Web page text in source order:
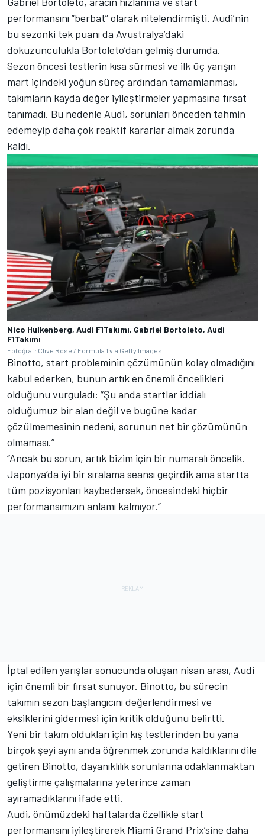
performansını “berbat” olarak nitelendirmişti. Audi’nin
bu sezonki tek puanı da Avustralya’daki
dokuzunculukla Bortoleto’dan gelmiş durumda.
Sezon öncesi testlerin kısa sürmesi ve ilk üç yarışın
mart içindeki yoğun süreç ardından tamamlanması,
takımların kayda değer iyileştirmeler yapmasına fırsat
tanımadı. Bu nedenle Audi, sorunları önceden tahmin
edemeyip daha çok reaktif kararlar almak zorunda
kaldı.
Nico Hulkenberg, Audi F1Takımı, Gabriel Bortoleto, Audi
F1Takımı
Fotoğraf: Clive Rose / Formula 1 via Getty Images
Binotto, start probleminin çözümünün kolay olmadığını
kabul ederken, bunun artık en önemli öncelikleri
olduğunu vurguladı: “Şu anda startlar iddialı
olduğumuz bir alan değil ve bugüne kadar
çözülmemesinin nedeni, sorunun net bir çözümünün
olmaması.”
“Ancak bu sorun, artık bizim için bir numaralı öncelik.
Japonya’da iyi bir sıralama seansı geçirdik ama startta
tüm pozisyonları kaybedersek, öncesindeki hiçbir
performansımızın anlamı kalmıyor.”
İptal edilen yarışlar sonucunda oluşan nisan arası, Audi
için önemli bir fırsat sunuyor. Binotto, bu sürecin
takımın sezon başlangıcını değerlendirmesi ve
eksiklerini gidermesi için kritik olduğunu belirtti.
Yeni bir takım oldukları için kış testlerinden bu yana
birçok şeyi aynı anda öğrenmek zorunda kaldıklarını dile
getiren Binotto, dayanıklılık sorunlarına odaklanmaktan
geliştirme çalışmalarına yeterince zaman
ayıramadıklarını ifade etti.
Audi, önümüzdeki haftalarda özellikle start
performansını iyileştirerek Miami Grand Prix’sine daha